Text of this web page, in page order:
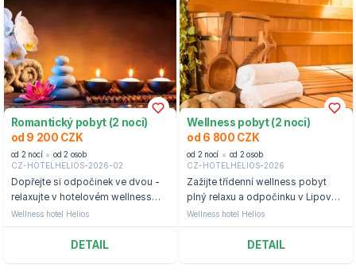
Romantický pobyt (2 noci)
od 9 200 CZK
od 2 nocí
od 2 osob
CZ-HOTELHELIOS-2026-02
Dopřejte si odpočinek ve dvou -
relaxujte v hotelovém wellness
centru a pochutnejte si na výborné
večeři.
Wellness hotel Helios
DETAIL
Wellness pobyt (2 noci)
od 6 800 CZK
od 2 nocí
od 2 osob
CZ-HOTELHELIOS-2026
Zažijte třídenní wellness pobyt
plný relaxu a odpočinku v Lipová-
lázně Jeseníky.
Wellness hotel Helios
DETAIL